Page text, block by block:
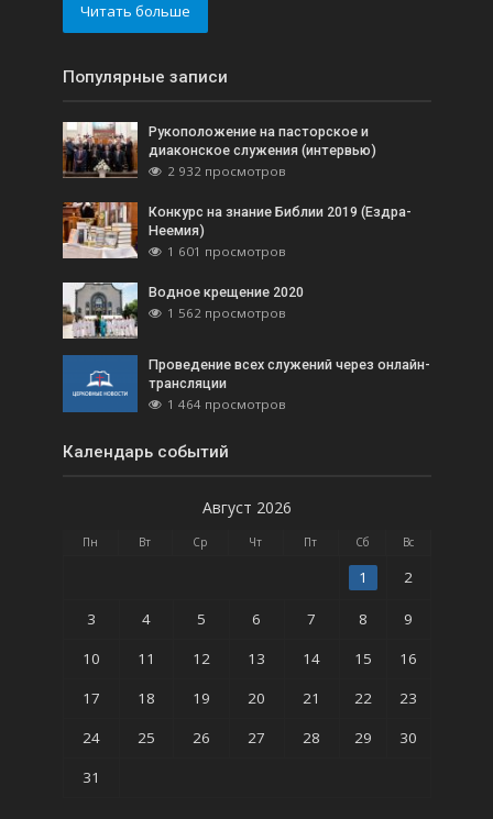
Читать больше
Популярные записи
Рукоположение на пасторское и
диаконское служения (интервью)
2 932 просмотров
Конкурс на знание Библии 2019 (Ездра-
Неемия)
1 601 просмотров
Водное крещение 2020
1 562 просмотров
Проведение всех служений через онлайн-
трансляции
1 464 просмотров
Календарь событий
Август 2026
Пн Вт Ср Чт Пт Сб Вс
1 2
3 4 5 6 7 8
9
10
11 12 13 14 15
16
17
18 19 20 21 22
23
24
25 26 27 28 29
30
31